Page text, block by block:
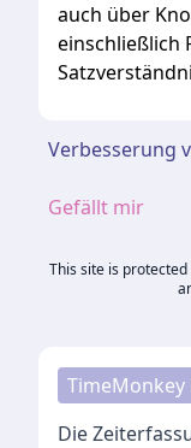
auch über
einschließlich
Verbesserung
Gefällt mir
This site is protected
TimeMonkey
Die